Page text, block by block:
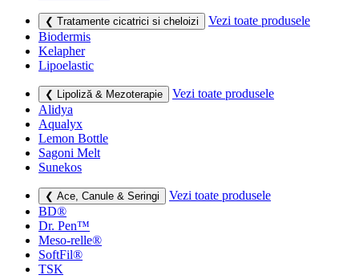
❮ Tratamente cicatrici si cheloizi
Vezi toate produsele
Biodermis
Kelapher
Lipoelastic
❮ Lipoliză & Mezoterapie
Vezi toate produsele
Alidya
Aqualyx
Lemon Bottle
Sagoni Melt
Sunekos
❮ Ace, Canule & Seringi
Vezi toate produsele
BD®
Dr. Pen™
Meso-relle®
SoftFil®
TSK